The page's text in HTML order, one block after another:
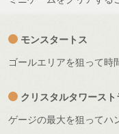
モンスタートス
ゴールエリアを狙って時
クリスタルタワースト
ゲージの最大を狙ってハ